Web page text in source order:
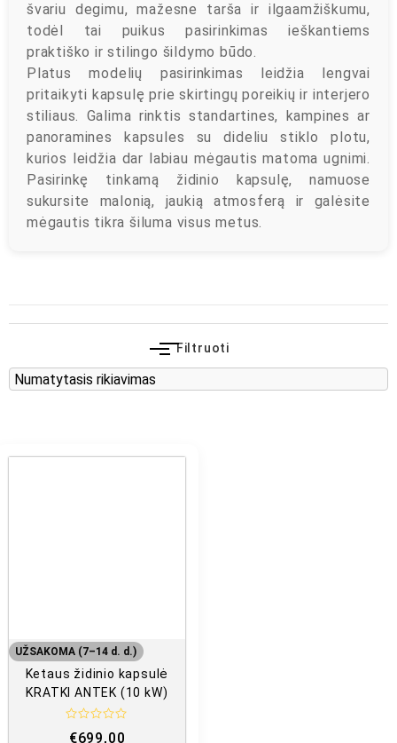
švariu degimu, mažesne tarša ir ilgaamžiškumu,
todėl tai puikus pasirinkimas ieškantiems
praktiško ir stilingo šildymo būdo.
Platus modelių pasirinkimas leidžia lengvai
pritaikyti kapsulę prie skirtingų poreikių ir interjero
stiliaus. Galima rinktis standartines, kampines ar
panoramines kapsules su dideliu stiklo plotu,
kurios leidžia dar labiau mėgautis matoma ugnimi.
Pasirinkę tinkamą židinio kapsulę, namuose
sukursite malonią, jaukią atmosferą ir galėsite
mėgautis tikra šiluma visus metus.
Filtruoti
UŽSAKOMA (7–14 d. d.)
Ketaus židinio kapsulė
KRATKI ANTEK (10 kW)
€699,00